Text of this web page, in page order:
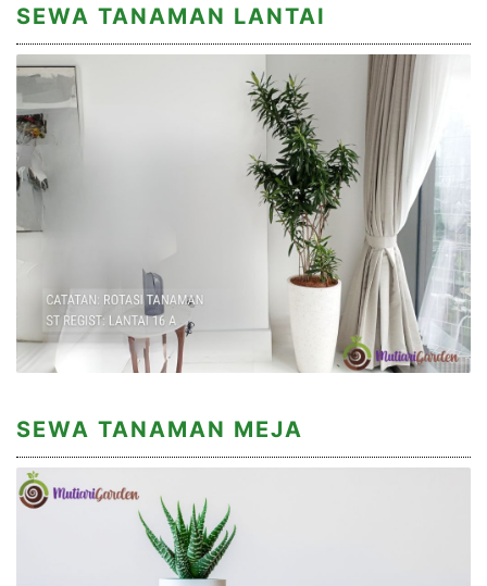
SEWA TANAMAN LANTAI
SEWA TANAMAN MEJA